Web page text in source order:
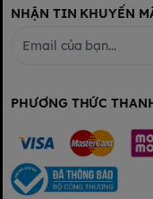
NHẬN TIN KHUYẾN
PHƯƠNG THỨC